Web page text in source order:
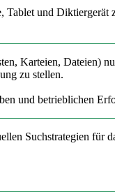
Tablet und
Karteien, Dateien)
zu stellen.
und betrieblichen
Suchstrategien für